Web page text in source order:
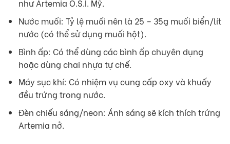
như Artemia O.S.I. Mỹ.
Nước muối: Tỷ lệ muối nên là 25 – 35g muối biển/lít
nước (có thể sử dụng muối hột).
Bình ấp: Có thể dùng các bình ấp chuyên dụng
hoặc dùng chai nhựa tự chế.
Máy sục khí: Có nhiệm vụ cung cấp oxy và khuấy
đều trứng trong nước.
Đèn chiếu sáng/neon: Ánh sáng sẽ kích thích trứng
Artemia nở.